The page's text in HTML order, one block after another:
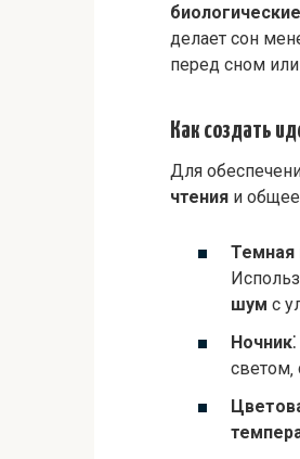
делает сон
перед сном
Как создать
Для
чтения и
Темная
шум с
Ночник
светом‚